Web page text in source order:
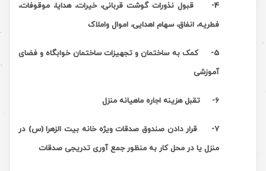
4- قبول نذورات گوشت قربانی، خیرات، هدایا، موقوفات،
فطریه، انفاق، سهام اهدایی، اموال واملاک
5- کمک به ساختمان و تجهیزات ساختمان خوابگاه و فضای
آموزشی
6- تقبل هزینه اجاره ماهیانه منزل
7- قرار دادن صندوق صدقات ویژه خانه بیت الزهرا (س) در
منزل یا در محل کار به منظور جمع آوری تدریجی صدقات